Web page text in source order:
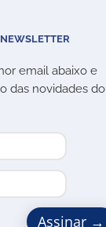
email abaixo e
das novidades do